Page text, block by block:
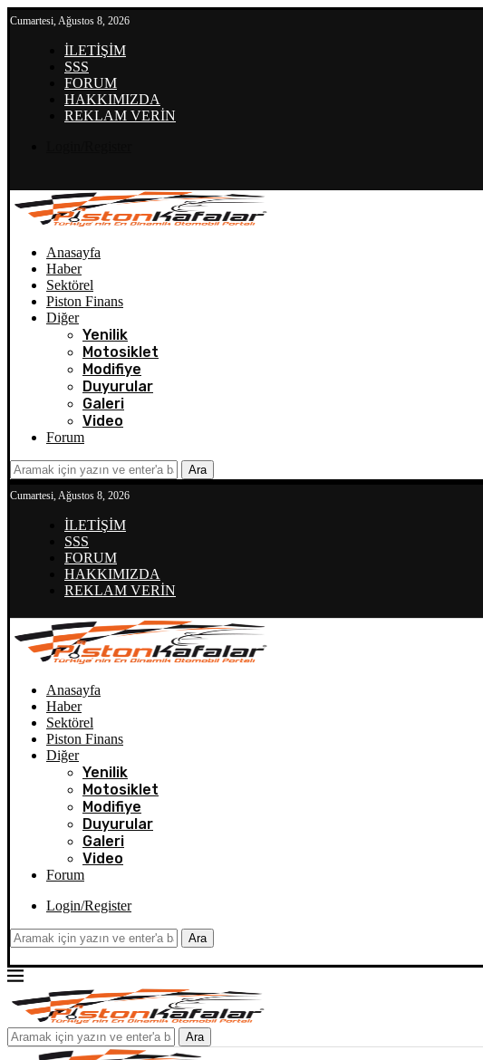
Cumartesi, Ağustos 8, 2026
İLETİŞİM
SSS
FORUM
HAKKIMIZDA
REKLAM VERİN
Anasayfa
Haber
Sektörel
Piston Finans
Diğer
Yenilik
Motosiklet
Modifiye
Duyurular
Galeri
Video
Forum
Ara
Cumartesi, Ağustos 8, 2026
İLETİŞİM
SSS
FORUM
HAKKIMIZDA
REKLAM VERİN
Anasayfa
Haber
Sektörel
Piston Finans
Diğer
Yenilik
Motosiklet
Modifiye
Duyurular
Galeri
Video
Forum
Login/Register
Ara
Ara